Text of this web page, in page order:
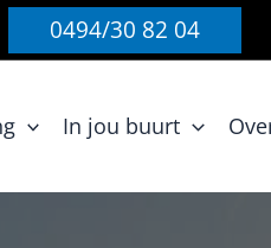
0494/30 82 04
In jou buurt